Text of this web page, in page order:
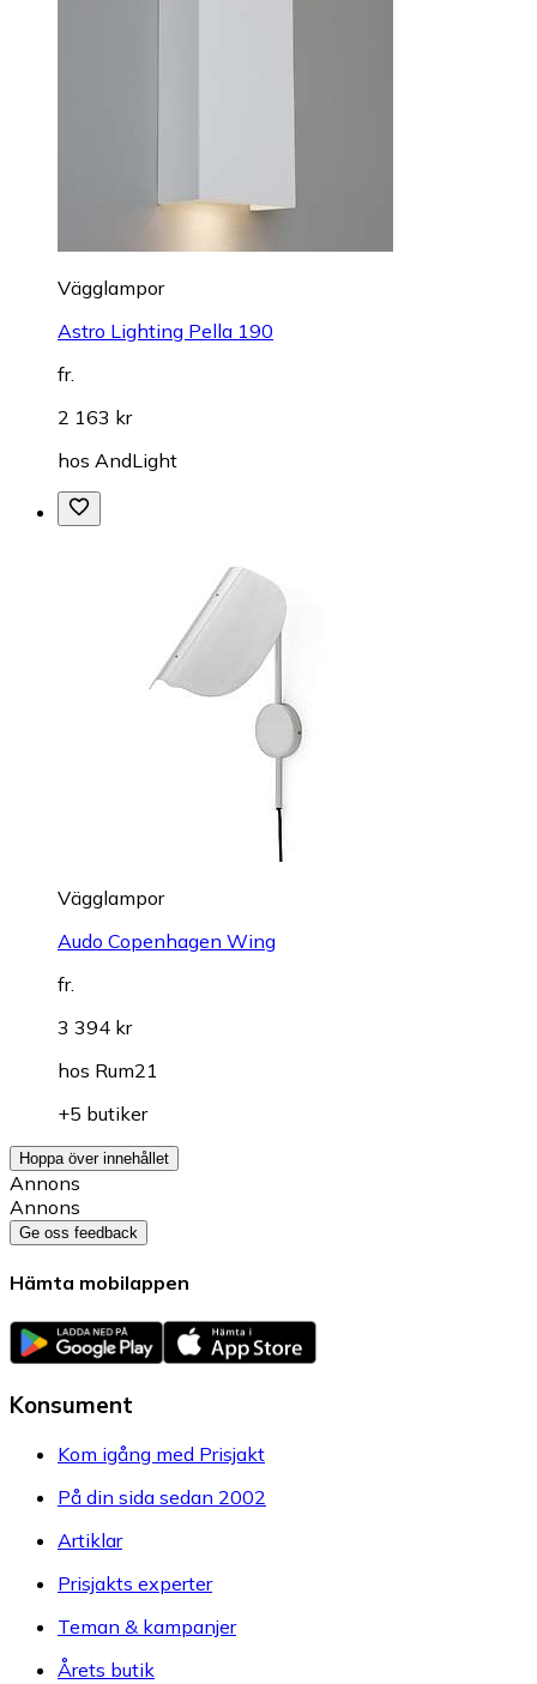
Vägglampor
Astro Lighting Pella 190
fr.
2 163 kr
hos AndLight
Vägglampor
Audo Copenhagen Wing
fr.
3 394 kr
hos Rum21
+5 butiker
Hoppa över innehållet
Annons
Annons
Ge oss feedback
Hämta mobilappen
Konsument
Kom igång med Prisjakt
På din sida sedan 2002
Artiklar
Prisjakts experter
Teman & kampanjer
Årets butik